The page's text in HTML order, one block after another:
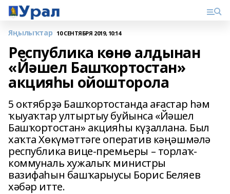
Яңылыҡтар 10 СЕНТЯБРЯ 2019, 10:14
Республика көнө алдынан
«Йәшел Башҡортостан»
акцияһы ойошторола
5 октябрҙә Башҡортостанда ағастар һәм
ҡыуаҡтар ултыртыу буйынса «Йәшел
Башҡортостан» акцияһы күҙаллана. Был
хаҡта Хөкүмәттәге оператив кәңәшмәлә
республика вице-премьеры – торлаҡ-
коммуналь хужалыҡ министры
вазифаһын башҡарыусы Борис Беляев
хәбәр итте.